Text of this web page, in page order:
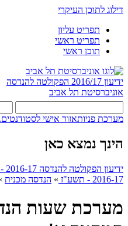
דילוג לתוכן העיקרי
תפריט עליון
תפריט ראשי
תוכן ראשי
ידיעון 2016/17
הפקולטה להנדסה
אוניברסיטת תל אביב
מערכת פניותאזור אישי
הינך נמצא כאן
ידיעון הפקולטה להנדסה 2016-17 - תשע"ז
2016-17 - תשע"ז
» הנדסה מכנית
מערכת שעות